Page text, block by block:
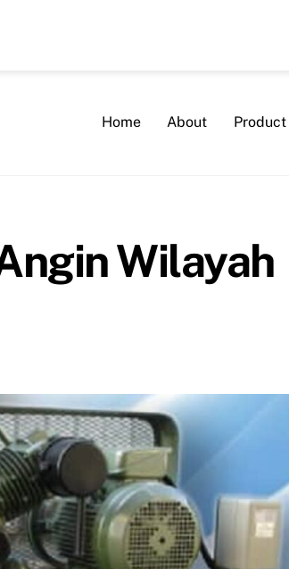
Home About Product
Wilayah